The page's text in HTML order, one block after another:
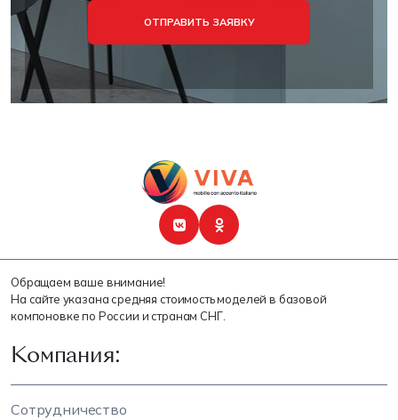
ОТПРАВИТЬ ЗАЯВКУ
Обращаем ваше внимание!
На сайте указана средняя стоимость моделей в базовой
компоновке по России и странам СНГ.
Компания:
Сотрудничество